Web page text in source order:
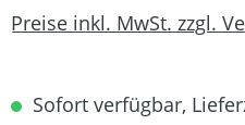
Preise inkl. MwSt. zzgl.
Sofort verfügbar,